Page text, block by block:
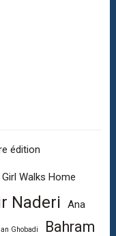
édition
Walks Home
Naderi
Ana
Ghobadi
Bahram